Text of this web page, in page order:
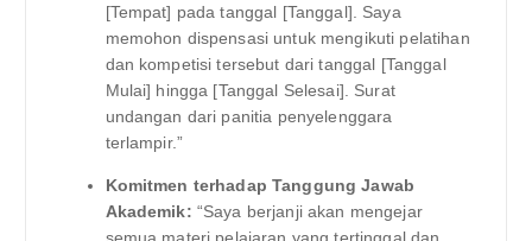
[Tempat] pada tanggal [Tanggal]. Saya
memohon dispensasi untuk mengikuti pelatihan
dan kompetisi tersebut dari tanggal [Tanggal
Mulai] hingga [Tanggal Selesai]. Surat
undangan dari panitia penyelenggara
terlampir.”
Komitmen terhadap Tanggung Jawab
Akademik: “Saya berjanji akan mengejar